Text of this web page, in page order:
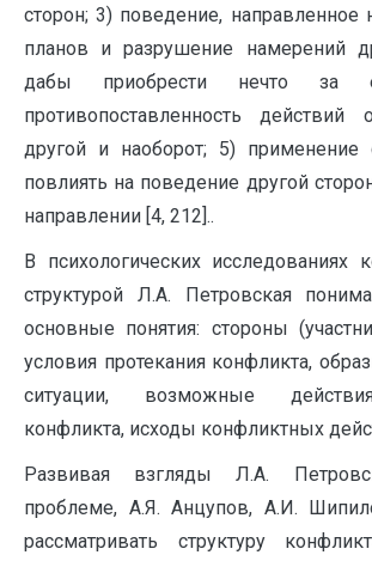
сторон; 3) поведение, направленное
планов и разрушение намерений
дабы приобрести нечто
противопоставленность действий
другой и наоборот; 5)
повлиять на поведение другой
направлении [4, 212]..
В психологических исследованиях
структурой Л.А. Петровская
основные понятия: стороны
условия протекания конфликта,
ситуации, возможные
конфликта, исходы конфликтных
Развивая взгляды Л.А.
проблеме, А.Я. Анцупов, А.И.
рассматривать структуру